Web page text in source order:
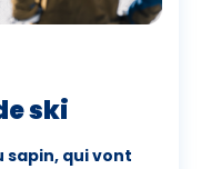
ski
sapin, qui vont